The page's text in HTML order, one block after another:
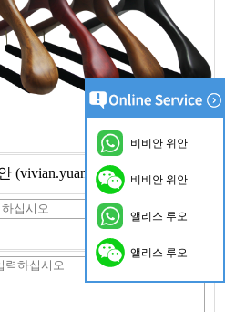
(vivian.yuan@onflyingcn.com)
비비안 위안
비비안 위안
앨리스 루오
앨리스 루오